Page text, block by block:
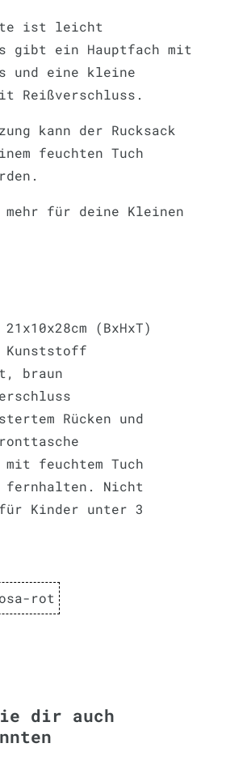
ist leicht
gibt ein Hauptfach mit
und eine kleine
Reißverschluss.
kann der Rucksack
feuchten Tuch
mehr für deine Kleinen
(BxHxT)
braun
Rücken und
mit feuchtem Tuch
fernhalten. Nicht
Kinder unter 3
rot
dir auch